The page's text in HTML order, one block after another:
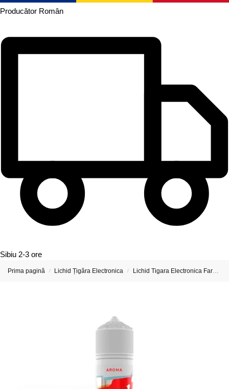
Producător Român
Sibiu 2-3 ore
Prima pagină / Lichid Țigăra Electronica / Lichid Tigara Electronica Fara Nicotina